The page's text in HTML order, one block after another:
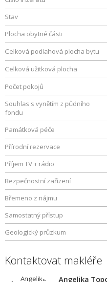
Stav
Plocha obytné části
Celková podlahová plocha bytu
Celková užitková plocha
Počet pokojů
Souhlas s vynětím z půdního
fondu
Památková péče
Přírodní rezervace
Příjem TV + rádio
Bezpečnostní zařízení
Břemeno z nájmu
Samostatný přístup
Geologický průzkum
Kontaktovat makléře
Angelika